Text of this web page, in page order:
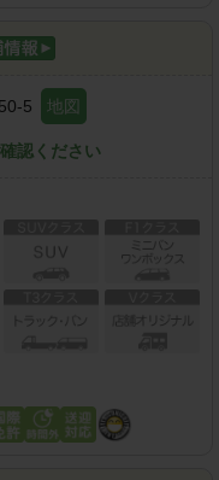
5 地図
認ください